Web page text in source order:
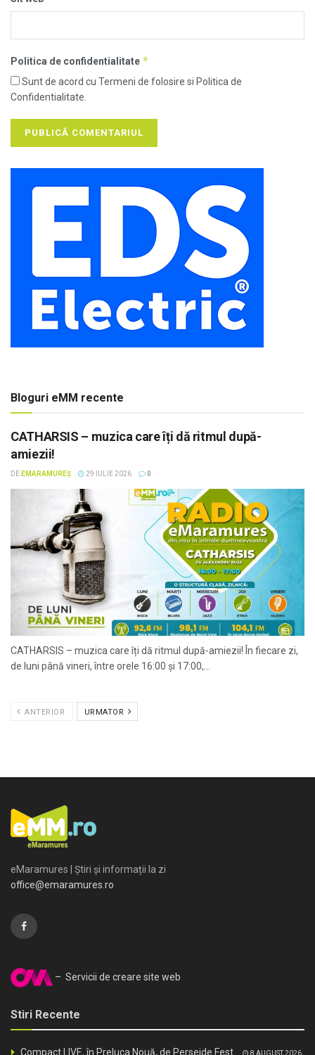
Politica de confidentialitate *
Sunt de acord cu Termeni de folosire si Politica de
Confidentialitate.
Bloguri eMM recente
CATHARSIS – muzica care îți dă ritmul după-
amiezii!
DE EMARAMUREȘ 29 IULIE 2026 0
CATHARSIS – muzica care îți dă ritmul după-amiezii! În fiecare zi,
de luni până vineri, între orele 16:00 și 17:00,...
ANTERIOR URMATOR
eMaramures | Știri și informații la zi
office@emaramures.ro
– Servicii de creare site web
Stiri Recente
Compact LIVE, în Preluca Nouă, de Perseide Fest 8 AUGUST 2026